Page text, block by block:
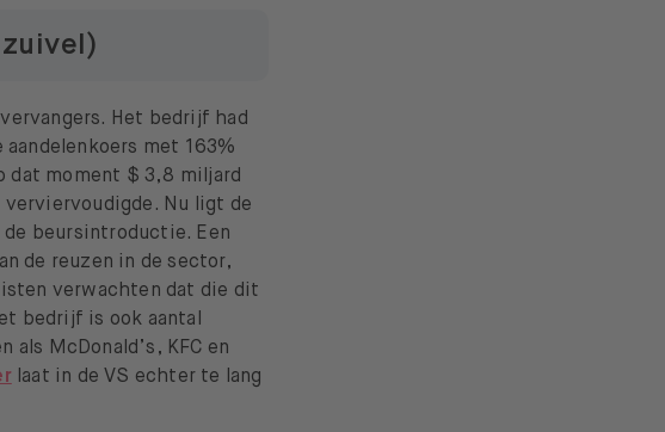
Het bedrijf had
met 163%
dat moment $ 3,8 miljard
verviervoudigde. Nu ligt de
de beursintroductie. Een
de reuzen in de sector,
verwachten dat die dit
bedrijf is ook aantal
als McDonald’s, KFC en
laat in de VS echter te lang